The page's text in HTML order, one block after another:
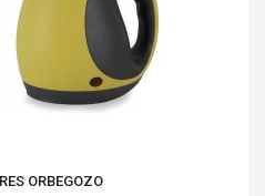
ORBEGOZO